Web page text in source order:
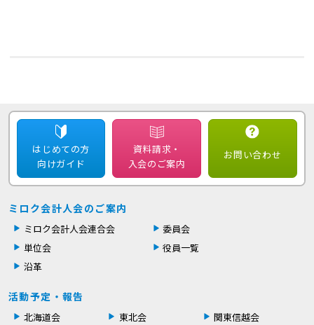
はじめての方
向けガイド
資料請求・
入会のご案内
お問い合わせ
ミロク会計人会のご案内
ミロク会計人会連合会
委員会
単位会
役員一覧
沿革
活動予定・報告
北海道会 東北会
関東信越会